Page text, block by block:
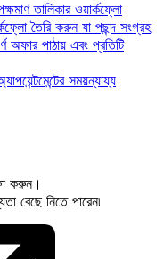
তালিকার ওয়ার্কফ্লো
তৈরি করুন যা পছন্দ সংগ্রহ
অফার পাঠায় এবং প্রতিটি
সময়ন্যায্য
করুন।
বেছে নিতে পারেন৷